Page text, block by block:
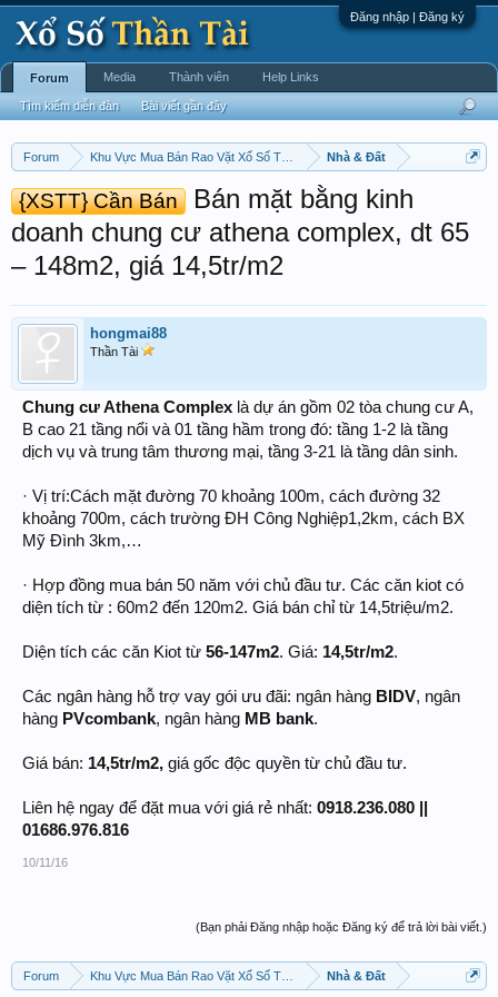
Đăng nhập | Đăng ký
Forum Khu Vực Mua Bán Rao Vặt Xổ Số Thần Tài Chấm Cơm !
Nhà & Đất
{XSTT} Cần Bán
Bán mặt bằng kinh
doanh chung cư athena complex, dt 65
– 148m2, giá 14,5tr/m2
hongmai88
Thần Tài
Chung cư Athena Complex là dự án gồm 02 tòa chung cư A,
B cao 21 tầng nổi và 01 tầng hầm trong đó: tầng 1-2 là tầng
dịch vụ và trung tâm thương mại, tầng 3-21 là tầng dân sinh.
· Vị trí:Cách mặt đường 70 khoảng 100m, cách đường 32
khoảng 700m, cách trường ĐH Công Nghiệp1,2km, cách BX
Mỹ Đình 3km,…
· Hợp đồng mua bán 50 năm với chủ đầu tư. Các căn kiot có
diện tích từ : 60m2 đến 120m2. Giá bán chỉ từ 14,5triệu/m2.
Diện tích các căn Kiot từ 56-147m2. Giá: 14,5tr/m2.
Các ngân hàng hỗ trợ vay gói ưu đãi: ngân hàng BIDV, ngân
hàng PVcombank, ngân hàng MB bank.
Giá bán: 14,5tr/m2, giá gốc độc quyền từ chủ đầu tư.
Liên hệ ngay để đặt mua với giá rẻ nhất: 0918.236.080 ||
01686.976.816
10/11/16
(Bạn phải Đăng nhập hoặc Đăng ký để trả lời bài viết.)
Forum Khu Vực Mua Bán Rao Vặt Xổ Số Thần Tài Chấm Cơm !
Nhà & Đất
Forum
Tìm kiếm diễn đàn Bài viết gần đây
Media Thành viên Help Links